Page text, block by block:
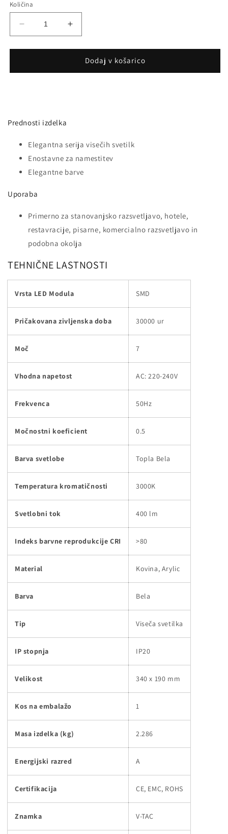
Količina
Pomanjšaš
količino
za
7W
340mm
Povečaj
količino
za
izdelek
7W
Dodaj v košarico
Prednosti izdelka
Elegantna serija visečih svetilk
Enostavne za namestitev
Elegantne barve
Uporaba
Primerno za stanovanjsko razsvetljavo, hotele,
restavracije, pisarne, komercialno razsvetljavo in
podobna okolja
TEHNIČNE LASTNOSTI
Vrsta LED Modula SMD
Pričakovana zivljenska doba 30000 ur
Moč 7
Vhodna napetost AC: 220-240V
Frekvenca 50Hz
Močnostni koeficient 0.5
Barva svetlobe Topla Bela
Temperatura kromatičnosti 3000K
Svetlobni tok 400 lm
Indeks barvne reprodukcije CRI >80
Material Kovina, Arylic
Barva Bela
Tip Viseča svetilka
IP stopnja IP20
Velikost 340 x 190 mm
Kos na embalažo 1
Masa izdelka (kg) 2.286
Energijski razred A
Certifikacija CE, EMC, ROHS
Znamka V-TAC